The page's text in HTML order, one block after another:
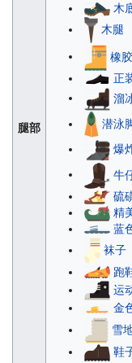
腿部
木
木腿
橡
正
溜
潜泳
爆
牛
硫
精
蓝
袜子
跑
运
金
雪
鞋